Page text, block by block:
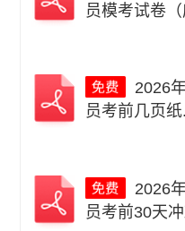
员模考试卷
员考前几页
员考前30天